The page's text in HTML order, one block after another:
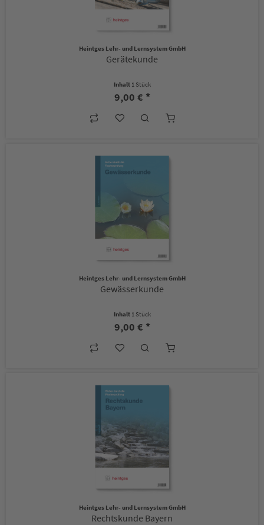
Heintges Lehr- und Lernsystem GmbH
Gerätekunde
Inhalt 1 Stück
9,00 € *
Heintges Lehr- und Lernsystem GmbH
Gewässerkunde
Inhalt 1 Stück
9,00 € *
Heintges Lehr- und Lernsystem GmbH
Rechtskunde Bayern